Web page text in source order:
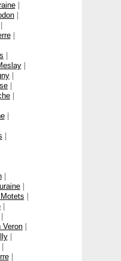
|
|
|
|
|
Veron
|
|